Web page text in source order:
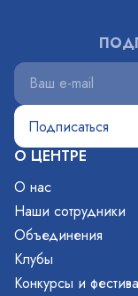
О ЦЕНТРЕ
О нас
Наши сотрудники
Объединения
Клубы
Конкурсы и